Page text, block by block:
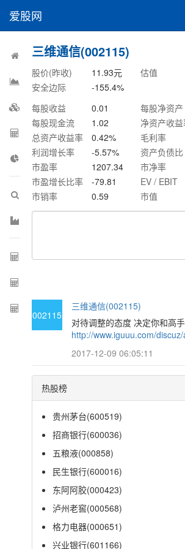
爱股网
三维通信(002115)
股价(昨收) 11.93元 估值
安全边际
-155.4%
每股收益
0.01 每股净资产
每股现金流
1.02 净资产收
总资产收益率
0.42% 毛利率
利润增长率
-5.57% 资产负债比
市盈率
1207.34 市净率
市盈增长比率
-79.81 EV / EBIT
市销率
0.59 市值
002115
三维通信(002115)
对待调整的态度 决定你和高
http://www.iguuu.com/
2017-12-09 06:05:11
热股榜
贵州茅台(600519)
招商银行(600036)
五粮液(000858)
民生银行(600016)
东阿阿胶(000423)
泸州老窖(000568)
格力电器(000651)
兴业银行(601166)